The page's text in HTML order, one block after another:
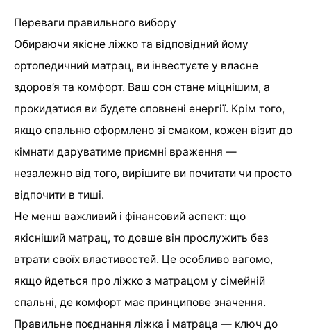
Переваги правильного вибору
Обираючи якісне ліжко та відповідний йому
ортопедичний матрац, ви інвестуєте у власне
здоров’я та комфорт. Ваш сон стане міцнішим, а
прокидатися ви будете сповнені енергії. Крім того,
якщо спальню оформлено зі смаком, кожен візит до
кімнати даруватиме приємні враження —
незалежно від того, вирішите ви почитати чи просто
відпочити в тиші.
Не менш важливий і фінансовий аспект: що
якісніший матрац, то довше він прослужить без
втрати своїх властивостей. Це особливо вагомо,
якщо йдеться про ліжко з матрацом у сімейній
спальні, де комфорт має принципове значення.
Правильне поєднання ліжка і матраца — ключ до